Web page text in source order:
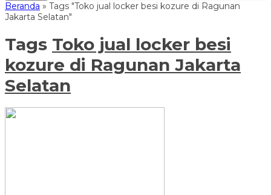
Beranda » Tags "Toko jual locker besi kozure di Ragunan
Jakarta Selatan"
Tags Toko jual locker besi
kozure di Ragunan Jakarta
Selatan